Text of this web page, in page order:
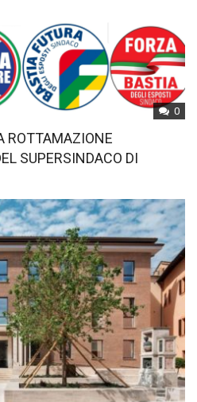
0
ROTTAMAZIONE
SUPERSINDACO DI